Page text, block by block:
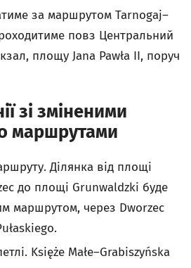
за маршрутом Tarnogaj–
повз Центральний
площу Jana Pawła II, поруч
зі зміненими
маршрутами
Ділянка від площі
до площі Grunwaldzki буде
маршрутом, через Dworzec
Księże Małe–Grabiszyńska